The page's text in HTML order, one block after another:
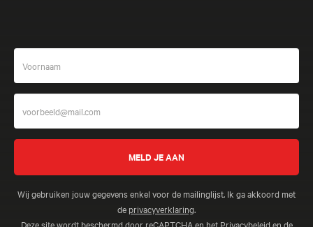
NieuwMexico Rondreis - 14 dagen
El Camino Real
Reis langs de eeuwenoude koninklijke weg die Mexico-
Stad verbond met het noorden. Hoogtepunt is de treinreis
Wij gebruiken jouw gegevens enkel voor de mailinglijst. Ik ga akkoord met
de privacyverklaring.
Deze site wordt beschermd door reCAPTCHA en het Privacybeleid en de